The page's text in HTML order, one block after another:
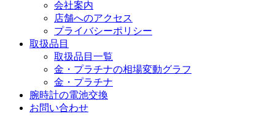
会社案内
店舗へのアクセス
プライバシーポリシー
取扱品目
取扱品目一覧
金・プラチナの相場変動グラフ
金・プラチナ
腕時計の電池交換
お問い合わせ